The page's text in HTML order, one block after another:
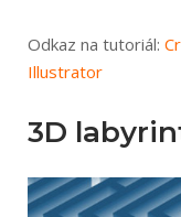
Odkaz na tutoriál:
Illustrator
3D